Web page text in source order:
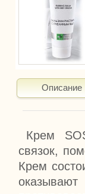
Описание
Крем
связок,
Крем